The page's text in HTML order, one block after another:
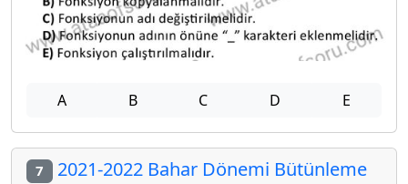
A B C D E
7 2021-2022 Bahar Dönemi Bütünleme